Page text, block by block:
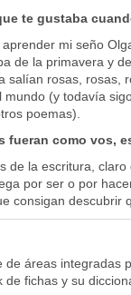
te gustaba
mi seño
de la primavera y
salían rosas, rosas,
(y todavía
poemas).
como vos,
de la escritura,
por ser o por
consigan descubrir
de áreas integradas
fichas y su